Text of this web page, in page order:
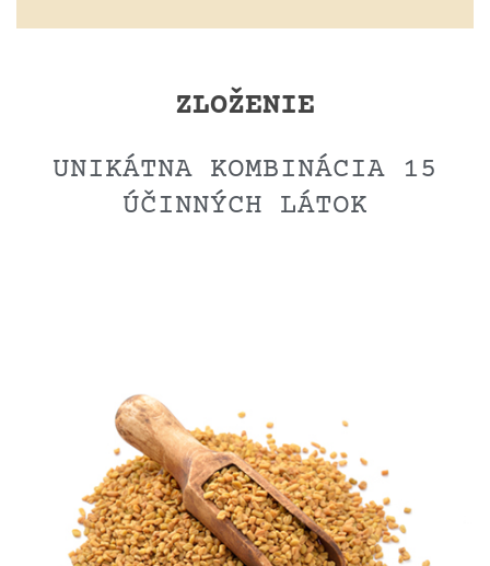
ZLOŽENIE
UNIKÁTNA KOMBINÁCIA 15
ÚČINNÝCH LÁTOK